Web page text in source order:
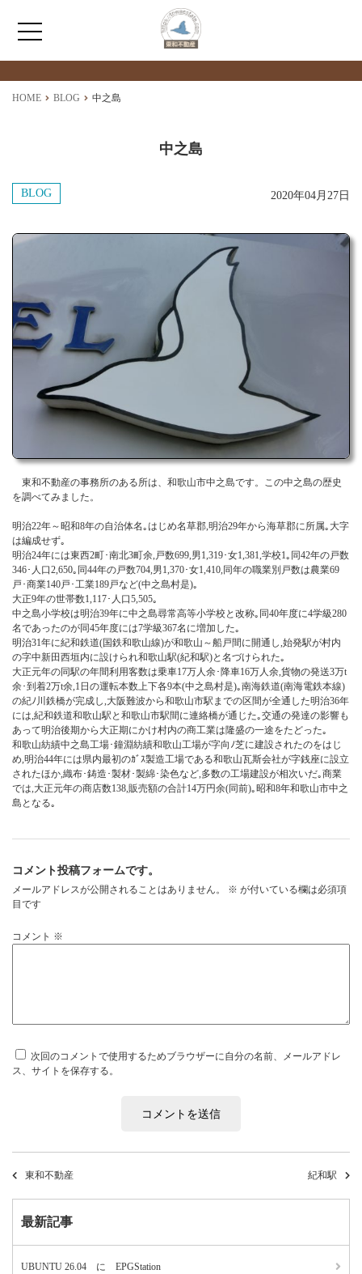
HOME
仲介情報
売買情報
アクセス
お問い合わせ
最新情報
NEWS
HOME BLOG 中之島
中之島
BLOG 2020年04月27日
東和不動産の事務所のある所は、和歌山市中之島です。この中之島の歴史
を調べてみました。
明治22年～昭和8年の自治体名｡はじめ名草郡,明治29年から海草郡に所属｡大字
は編成せず｡
明治24年には東西2町･南北3町余,戸数699,男1,319･女1,381,学校1｡同42年の戸数
346･人口2,650｡同44年の戸数704,男1,370･女1,410,同年の職業別戸数は農業69
戸･商業140戸･工業189戸など(中之島村是)｡
大正9年の世帯数1,117･人口5,505｡
中之島小学校は明治39年に中之島尋常高等小学校と改称｡同40年度に4学級280
名であったのが同45年度には7学級367名に増加した｡
明治31年に紀和鉄道(国鉄和歌山線)が和歌山～船戸間に開通し,始発駅が村内
の字中新田西垣内に設けられ和歌山駅(紀和駅)と名づけられた｡
大正元年の同駅の年間利用客数は乗車17万人余･降車16万人余,貨物の発送3万t
余･到着2万t余,1日の運転本数上下各9本(中之島村是)｡南海鉄道(南海電鉄本線)
の紀ﾉ川鉄橋が完成し,大阪難波から和歌山市駅までの区間が全通した明治36年
には,紀和鉄道和歌山駅と和歌山市駅間に連絡橋が通じた｡交通の発達の影響も
あって明治後期から大正期にかけ村内の商工業は隆盛の一途をたどった｡
和歌山紡績中之島工場･鐘淵紡績和歌山工場が字向ﾉ芝に建設されたのをはじ
め,明治44年には県内最初のｶﾞｽ製造工場である和歌山瓦斯会社が字銭座に設立
されたほか,織布･鋳造･製材･製綿･染色など,多数の工場建設が相次いだ｡商業
では,大正元年の商店数138,販売額の合計14万円余(同前)｡昭和8年和歌山市中之
島となる｡
コメント投稿フォームです。
メールアドレスが公開されることはありません。 ※ が付いている欄は必須項
目です
コメント ※
次回のコメントで使用するためブラウザーに自分の名前、メールアドレ
ス、サイトを保存する。
東和不動産 紀和駅
最新記事
UBUNTU 26.04 に EPGStation